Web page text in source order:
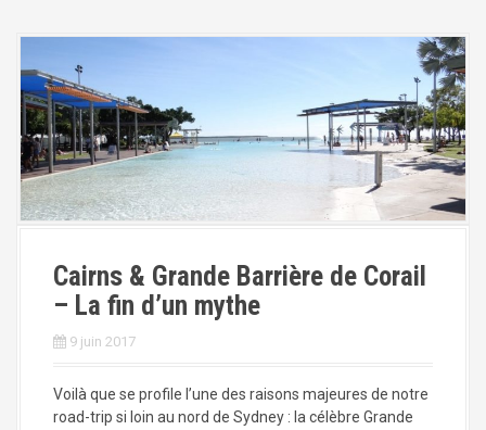
Cairns & Grande Barrière de Corail
– La fin d’un mythe
9 juin 2017
Voilà que se profile l’une des raisons majeures de notre
road-trip si loin au nord de Sydney : la célèbre Grande